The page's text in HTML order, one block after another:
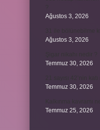
Ağustos 3, 2026
Ağustos 3, 2026
Temmuz 30, 2026
Temmuz 30, 2026
Temmuz 25, 2026